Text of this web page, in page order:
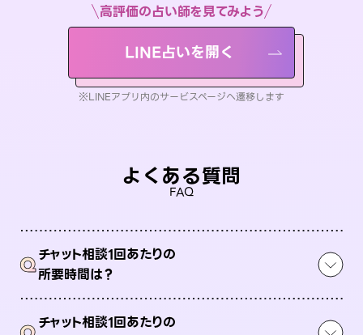
高評価の占い師を見てみよう
LINE占いを開く
※LINEアプリ内のサービスページへ遷移します
よくある質問
FAQ
Qチャット相談1回あたりの
所要時間は？
チャット相談1回あたりの